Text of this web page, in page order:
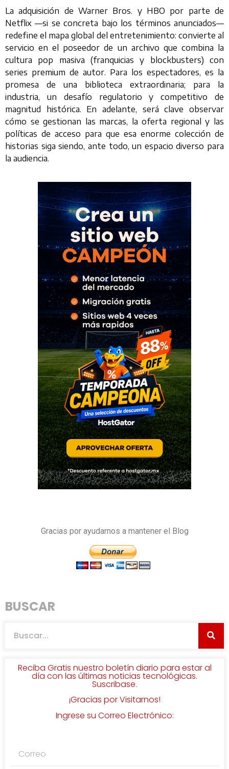
La adquisición de Warner Bros. y HBO por parte de
Netflix —si se concreta bajo los términos anunciados—
redefine el mapa global del entretenimiento: convierte al
servicio en el poseedor de un archivo que combina la
cultura pop masiva (franquicias y blockbusters) con
series premium de autor. Para los espectadores, es la
promesa de una biblioteca extraordinaria; para la
industria, un desafío regulatorio y competitivo de
magnitud histórica. En adelante, será clave observar
cómo se gestionan las marcas, la oferta regional y las
políticas de acceso para que esa enorme colección de
historias siga siendo, ante todo, un espacio diverso para
la audiencia.
Gracias por ayudarnos a mantener el Blog
BUSCAR
Reciba Gratis nuestro boletín diario para estar al
día con las últimas noticias tecnológicas.
Suscribase.
¡Gracias por Visitarnos!
Ingrese su Correo Electrónico: